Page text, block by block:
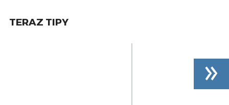
TERAZ TIPY
»